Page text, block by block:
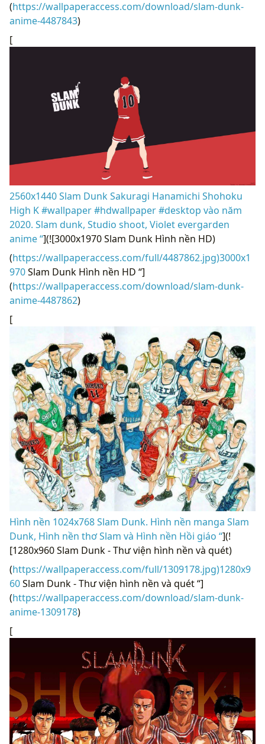
(https://wallpaperaccess.com/download/slam-dunk-
anime-4487843)
[
2560x1440 Slam Dunk Sakuragi Hanamichi Shohoku
High K #wallpaper #hdwallpaper #desktop vào năm
2020. Slam dunk, Studio shoot, Violet evergarden
anime “](![3000x1970 Slam Dunk Hình nền HD)
(https://wallpaperaccess.com/full/4487862.jpg)3000x1
970Slam Dunk Hình nền HD “]
(https://wallpaperaccess.com/download/slam-dunk-
anime-4487862)
[
Hình nền 1024x768 Slam Dunk. Hình nền manga Slam
Dunk, Hình nền thơ Slam và Hình nền Hồi giáo “](!
[1280x960 Slam Dunk - Thư viện hình nền và quét)
(https://wallpaperaccess.com/full/1309178.jpg)1280x9
60Slam Dunk - Thư viện hình nền và quét “]
(https://wallpaperaccess.com/download/slam-dunk-
anime-1309178)
[